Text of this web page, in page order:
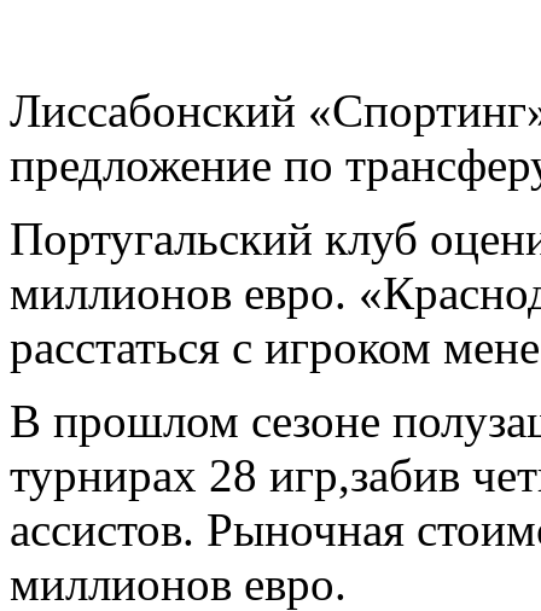
Лиссабонский
предложение по
Португальский клуб
миллионов евро.
расстаться с игроком
В прошлом сезоне
турнирах 28 игр,забив
ассистов. Рыночная
миллионов евро.